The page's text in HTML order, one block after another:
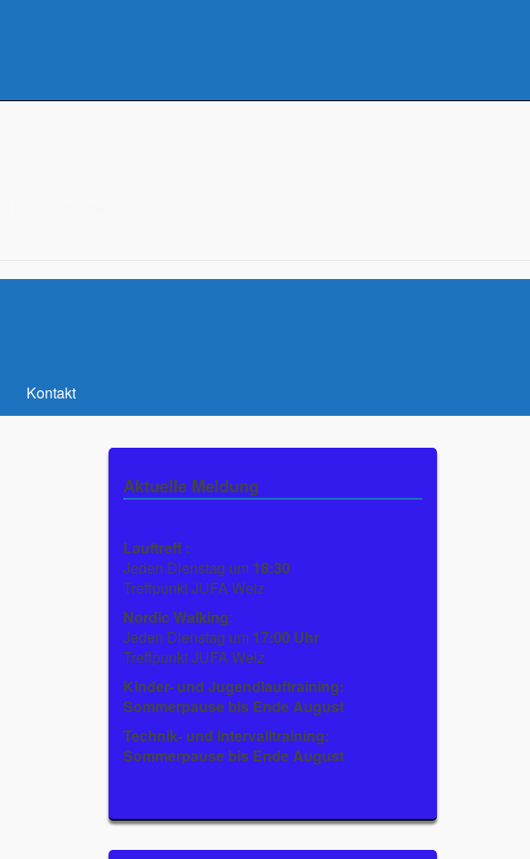
Kontakt
Aktuelle Meldung
Lauftreff :
Jeden Dienstag um 18:30
Treffpunkt JUFA Weiz
Nordic Walking:
Jeden Dienstag um 17:00 Uhr
Treffpunkt JUFA Weiz
Kinder- und Jugendlauftraining:
Sommerpause bis Ende August
Technik- und Intervalltraining:
Sommerpause bis Ende August